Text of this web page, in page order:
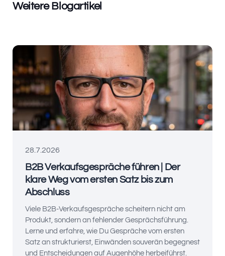
Weitere Blogartikel
28.7.2026
B2B Verkaufsgespräche führen | Der
klare Weg vom ersten Satz bis zum
Abschluss
Viele B2B-Verkaufsgespräche scheitern nicht am
Produkt, sondern an fehlender Gesprächsführung.
Lerne und erfahre, wie Du Gespräche vom ersten
Satz an strukturierst, Einwänden souverän begegnest
und Entscheidungen auf Augenhöhe herbeiführst.